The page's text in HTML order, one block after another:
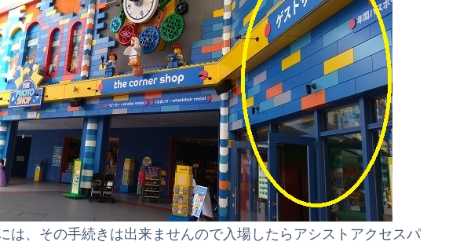
は、その手続きは出来ませんので入場したらアシストアクセスパ